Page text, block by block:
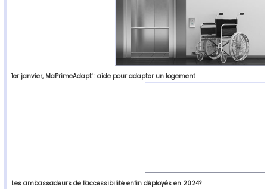
1er janvier, MaPrimeAdapt' : aide pour adapter un logement
Les ambassadeurs de l'accessibilité enfin déployés en 2024?